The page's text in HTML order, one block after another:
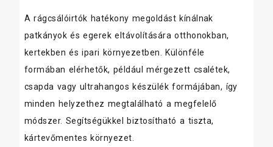
A rágcsálóirtók hatékony megoldást kínálnak
patkányok és egerek eltávolítására otthonokban,
kertekben és ipari környezetben. Különféle
formában elérhetők, például mérgezett csalétek,
csapda vagy ultrahangos készülék formájában, így
minden helyzethez megtalálható a megfelelő
módszer. Segítségükkel biztosítható a tiszta,
kártevőmentes környezet.